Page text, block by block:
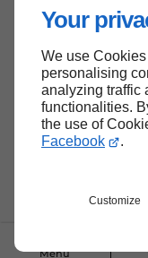
Your
We use
personalising
analyzing traffic
functionalities.
the use of
Facebook
.
Customize
Menu
Mentions légales